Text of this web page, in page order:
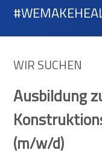
WIR SUCHEN
Ausbildung
(m/w/d)